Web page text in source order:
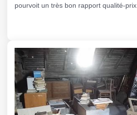
pourvoit un très bon rapport qualité-prix.